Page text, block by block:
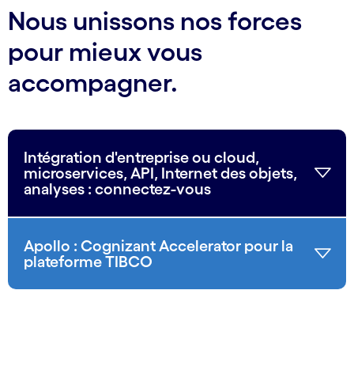
Nous unissons nos forces
pour mieux vous
accompagner.
Intégration d'entreprise ou cloud,
microservices, API, Internet des objets,
analyses : connectez-vous
Apollo : Cognizant Accelerator pour la
plateforme TIBCO